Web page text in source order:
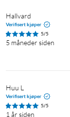
Utgang USB-C 1
Total
Ladetid,
Feilsøking:
Hallvard
Verifisert kjøper
5/5
5 måneder siden
Huu L
Verifisert kjøper
5/5
1 år siden